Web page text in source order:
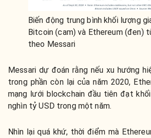
Biến động trung bình khối lượng
Bitcoin (cam) và Ethereum (đen)
theo Messari
Messari dự đoán rằng nếu xu hướng
trong phần còn lại của năm 2020,
mạng lưới blockchain đầu tiên đạt
nghìn tỷ USD trong một năm.
Nhìn lại quá khứ, thời điểm mà